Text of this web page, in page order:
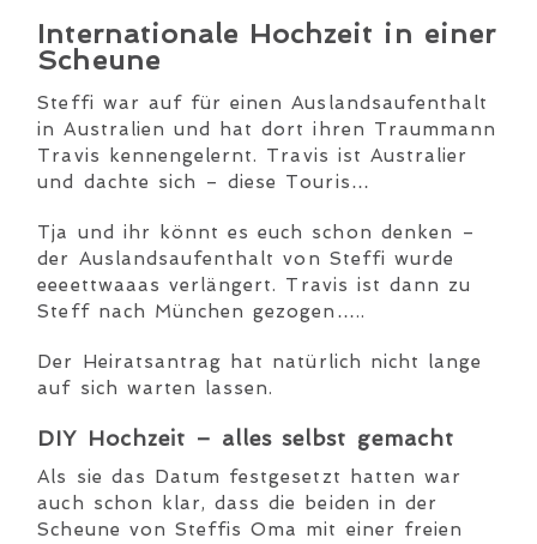
Internationale Hochzeit in einer
Scheune
Steffi war auf für einen Auslandsaufenthalt
in Australien und hat dort ihren Traummann
Travis kennengelernt. Travis ist Australier
und dachte sich – diese Touris…
Tja und ihr könnt es euch schon denken –
der Auslandsaufenthalt von Steffi wurde
eeeettwaaas verlängert. Travis ist dann zu
Steff nach München gezogen…..
Der Heiratsantrag hat natürlich nicht lange
auf sich warten lassen.
DIY Hochzeit – alles selbst gemacht
Als sie das Datum festgesetzt hatten war
auch schon klar, dass die beiden in der
Scheune von Steffis Oma mit einer freien